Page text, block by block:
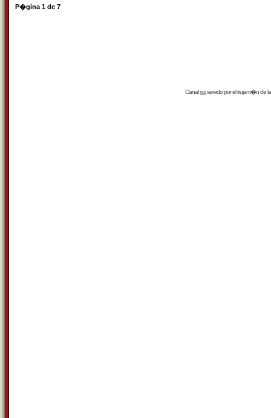
P�gina 1 de 7
Canalrssservido por eltrujam�nde